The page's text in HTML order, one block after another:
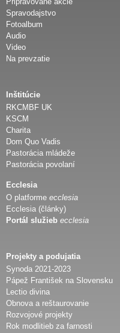
Spravodajstvo
Fotoalbum
Audio
Video
Na prevzatie
Inštitúcie
RKCMBF UK
KSCM
Charita
Dom Quo Vadis
Pastorácia mládeže
Pastorácia povolaní
Ecclesia
O platforme ecclesia
Ecclesia (články)
Portál služieb ecclesia
Projekty a podujatia
Synoda 2021-2023
Pápež František na Slovensku
Lectio divina
Obnova a reštaurovanie
Rozvojové projekty
Rok modlitieb za farnosti